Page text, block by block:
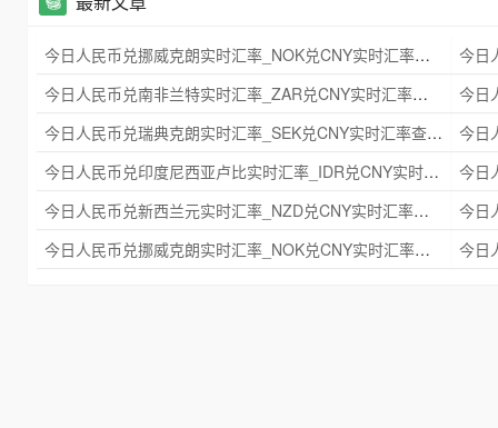
今日人民币兑挪威克朗实时汇率_NOK兑CNY实时汇率查询 2025年09月21日
今日人民币兑南非兰特实时汇率_ZAR兑CNY实时汇率查询 2025年09月21日
今日人民币兑瑞典克朗实时汇率_SEK兑CNY实时汇率查询 2025年09月21日
今日人民币兑印度尼西亚卢比实时汇率_IDR兑CNY实时汇率查询 2025年09月21日
今日人民币兑新西兰元实时汇率_NZD兑CNY实时汇率查询 2025年09月21日
今日人民币兑挪威克朗实时汇率_NOK兑CNY实时汇率查询 2025年09月21日